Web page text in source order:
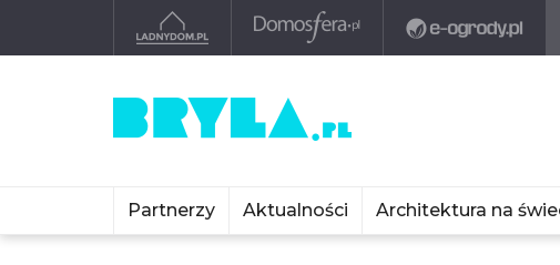
Partnerzy Aktualności Architektura na